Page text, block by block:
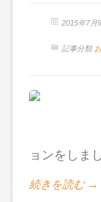
2015年7月
記事分類
ョンをしま
続きを読む →